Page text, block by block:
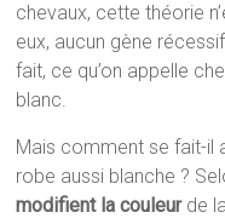
chevaux, cette théorie
eux, aucun gène
fait, ce qu’on appelle
blanc.
Mais comment se fait-il
robe aussi blanche ?
modifient la couleurde